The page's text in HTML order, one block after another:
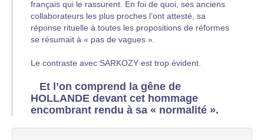
français qui le rassurent. En foi de quoi, ses anciens
collaborateurs les plus proches l’ont attesté, sa
réponse rituelle à toutes les propositions de réformes
se résumait à « pas de vagues ».
Le contraste avec SARKOZY est trop évident.
Et l’on comprend la gêne de
HOLLANDE devant cet hommage
encombrant rendu à sa « normalité ».